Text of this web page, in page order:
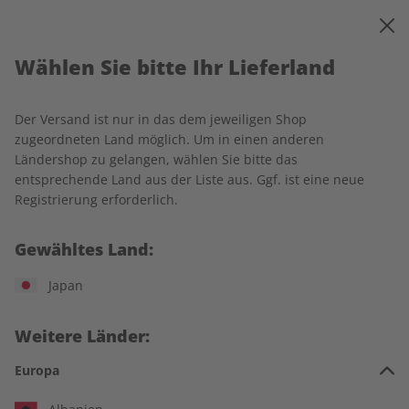
Barrierefreiheit bei DPV
DPV möchte allen Menschen den Zugang zu den Angeboten
im Shop und auf den Landingpages, relevanten
Informationen sowie Kontakt- und ggf. Self-Service-
Möglichkeiten im Serviceportal, sowie Registrierung und
Login für digitale Angebote ermöglichen – unabhängig von
arbeiten kontinuierlich daran, unsere Plattform barrierefrei
jedoch auch vom verwendeten Gerät ab.
Hilfsmittel unterstützt werden und wo es noch
Verbesserungsbedarf gibt.
Wählen Sie bitte Ihr Lieferland
Der Versand ist nur in das dem jeweiligen Shop
zugeordneten Land möglich. Um in einen anderen
Ländershop zu gelangen, wählen Sie bitte das
entsprechende Land aus der Liste aus. Ggf. ist eine neue
Registrierung erforderlich.
Gewähltes Land:
Japan
Weitere Länder:
Europa